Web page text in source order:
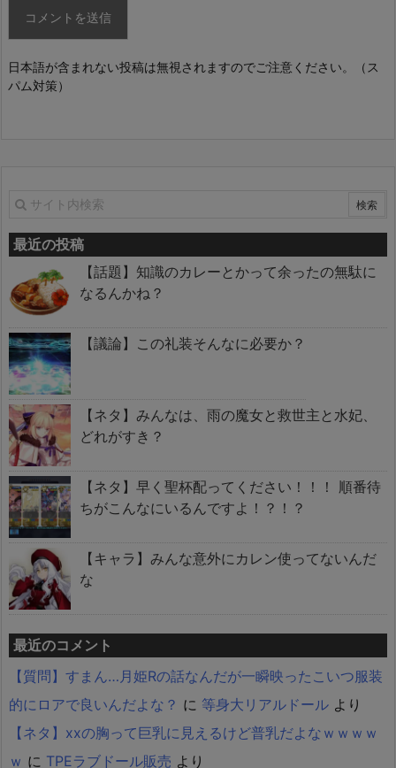
日本語が含まれない投稿は無視されますのでご注意ください。（ス
パム対策）
最近の投稿
【話題】知識のカレーとかって余ったの無駄に
なるんかね？
【議論】この礼装そんなに必要か？
【ネタ】みんなは、雨の魔女と救世主と水妃、
どれがすき？
【ネタ】早く聖杯配ってください！！！ 順番待
ちがこんなにいるんですよ！？！？
【キャラ】みんな意外にカレン使ってないんだ
な
最近のコメント
【質問】すまん…月姫Rの話なんだが一瞬映ったこいつ服装
的にロアで良いんだよな？ に 等身大リアルドール より
【ネタ】xxの胸って巨乳に見えるけど普乳だよなｗｗｗｗ
ｗ に TPEラブドール販売 より